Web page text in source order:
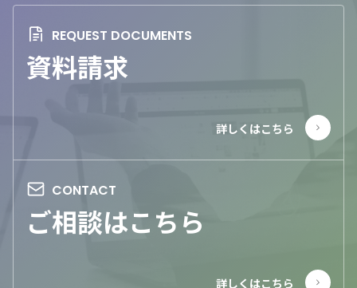
資料請求
ご相談はこちら